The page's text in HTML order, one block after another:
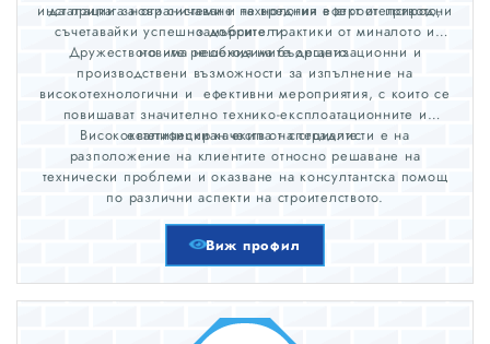
инсталации за ограничаване на вредния ефект от природни
замърсители.
да прилага нови системи и технологии в строителството,
съчетавайки успешно добрите практики от миналото и
новите решения на бъдещето.
​Дружеството има необходимите организационни и
производствени възможности за изпълнение на
високотехнологични и ефективни мероприятия, с които се
повишават значително технико-експлоатационните и
естетически качества на сградите.
Висококвалифициран екип от специалисти е на
разположение на клиентите относно решаване на
технически проблеми и оказване на консултантска помощ
по различни аспекти на строителството.
Виж профил